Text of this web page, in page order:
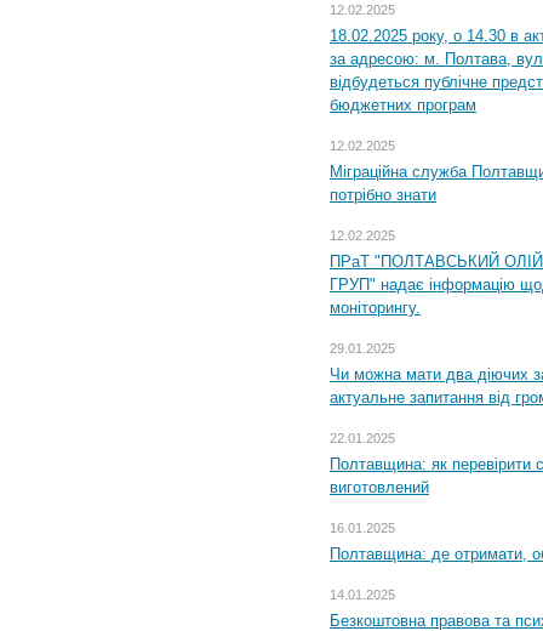
12.02.2025
18.02.2025 року, о 14.30 в
за адресою: м. Полтава,
відбудеться публічне
бюджетних програм
12.02.2025
Міграційна служба
потрібно знати
12.02.2025
ПРаТ "ПОЛТАВСЬКИЙ
ГРУП" надає інформацію
моніторингу.
29.01.2025
Чи можна мати два діючих
актуальне запитання від
22.01.2025
Полтавщина: як перевірити
виготовлений
16.01.2025
Полтавщина: де отримати,
14.01.2025
Безкоштовна правова та